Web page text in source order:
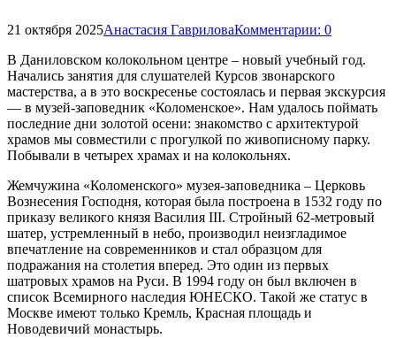
21 октября 2025Анастасия ГавриловаКомментарии: 0
В Даниловском колокольном центре – новый учебный год.
Начались занятия для слушателей Курсов звонарского
мастерства, а в это воскресенье состоялась и первая экскурсия
— в музей-заповедник «Коломенское». Нам удалось поймать
последние дни золотой осени: знакомство с архитектурой
храмов мы совместили с прогулкой по живописному парку.
Побывали в четырех храмах и на колокольнях.
Жемчужина «Коломенского» музея-заповедника – Церковь
Вознесения Господня, которая была построена в 1532 году по
приказу великого князя Василия III. Стройный 62-метровый
шатер, устремленный в небо, производил неизгладимое
впечатление на современников и стал образцом для
подражания на столетия вперед. Это один из первых
шатровых храмов на Руси. В 1994 году он был включен в
список Всемирного наследия ЮНЕСКО. Такой же статус в
Москве имеют только Кремль, Красная площадь и
Новодевичий монастырь.